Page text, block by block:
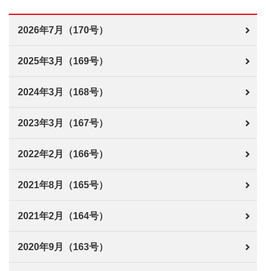
2026年7月（170号）
2025年3月（169号）
2024年3月（168号）
2023年3月（167号）
2022年2月（166号）
2021年8月（165号）
2021年2月（164号）
2020年9月（163号）